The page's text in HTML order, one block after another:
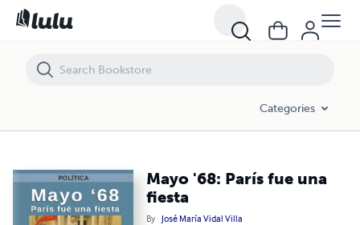
Categories
Mayo '68: París fue una
fiesta
By José María Vidal Villa
Mayo '68: París fue una fiesta